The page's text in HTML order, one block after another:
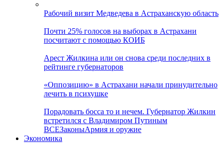
Рабочий визит Медведева в Астраханскую область
Почти 25% голосов на выборах в Астрахани
посчитают с помощью КОИБ
Арест Жилкина или он снова среди последних в
рейтинге губернаторов
«Оппозицию» в Астрахани начали принудительно
лечить в психушке
Порадовать босса то и нечем. Губернатор Жилкин
встретился с Владимиром Путиным
ВСЕЗаконыАрмия и оружие
Экономика